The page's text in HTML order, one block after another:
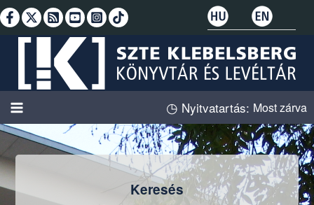
Skip
to
content
◷ Nyitvatartás: Most zárva
Keresés